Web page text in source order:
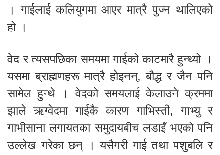
। गाईलाई कलियुगमा आएर मात्रै पुज्न थालिएको
हो ।
वेद र त्यसपछिका समयमा गाईको काटमारै हुन्थ्यो ।
यसमा ब्राह्मणहरू मात्रै होइनन्, बौद्ध र जैन पनि
सामेल हुन्थे । वेदको समयलाई केलाउने क्रममा
झाले ऋग्वेदमा गाईकै कारण गाभिस्ती, गाभ्यु र
गाभीसाना लगायतका समुदायबीच लडाइँ भएको पनि
उल्लेख गरेका छन् । यसैगरी गाई तथा पशुबलि र